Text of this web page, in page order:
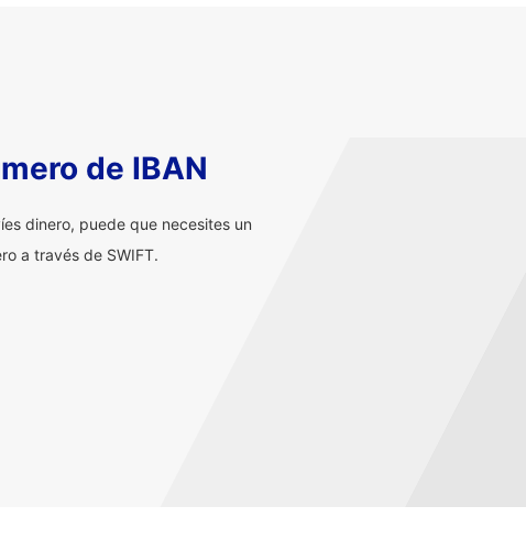
de IBAN
dinero, puede que necesites un
a través de SWIFT.